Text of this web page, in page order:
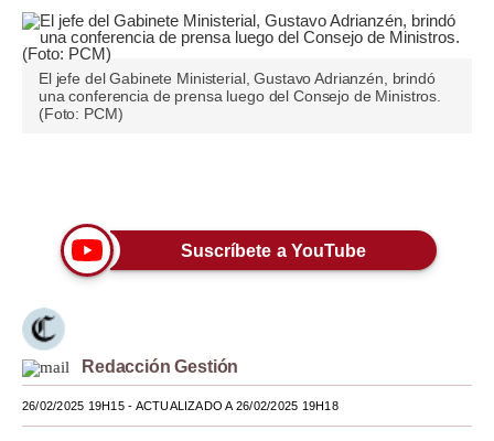
Pregunta de hoy
Blogs
Tendencias
Moda
Mundo
EEUU
México
El jefe del Gabinete Ministerial, Gustavo Adrianzén, brindó
una conferencia de prensa luego del Consejo de Ministros.
(Foto: PCM)
Suscríbete a YouTube
Redacción Gestión
26/02/2025 19H15- ACTUALIZADO A 26/02/2025 19H18